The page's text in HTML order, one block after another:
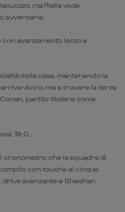
ma l'Italia vede
avversaria.
avanzamento lento e
della casa, mantenendo la
arriva vicino, ma a trovare la terza
partito titolare come
19-0 .
cronometro che la squadra di
con touche ai cinque
avanzante e Sheehan